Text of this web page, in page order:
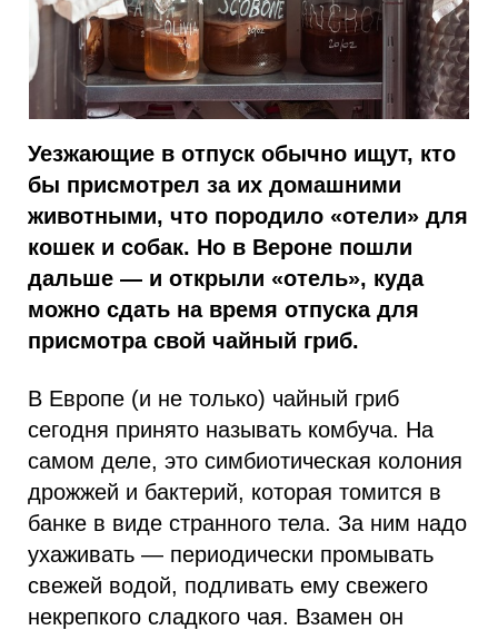
Уезжающие в отпуск обычно ищут, кто
бы присмотрел за их домашними
животными, что породило «отели» для
кошек и собак. Но в Вероне пошли
дальше — и открыли «отель», куда
можно сдать на время отпуска для
присмотра свой чайный гриб.
В Европе (и не только) чайный гриб
сегодня принято называть комбуча. На
самом деле, это симбиотическая колония
дрожжей и бактерий, которая томится в
банке в виде странного тела. За ним надо
ухаживать — периодически промывать
свежей водой, подливать ему свежего
некрепкого сладкого чая. Взамен он